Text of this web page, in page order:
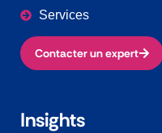
Services
Contacter un expert
Insights